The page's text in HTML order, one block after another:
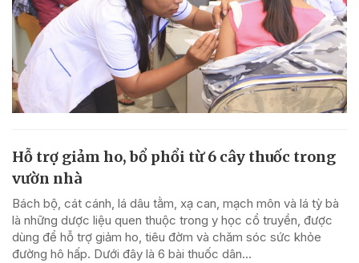
Hỗ trợ giảm ho, bổ phổi từ 6 cây thuốc trong
vườn nhà
Bách bộ, cát cánh, lá dâu tằm, xạ can, mạch môn và lá tỳ bà
là những dược liệu quen thuộc trong y học cổ truyền, được
dùng để hỗ trợ giảm ho, tiêu đờm và chăm sóc sức khỏe
đường hô hấp. Dưới đây là 6 bài thuốc dân...